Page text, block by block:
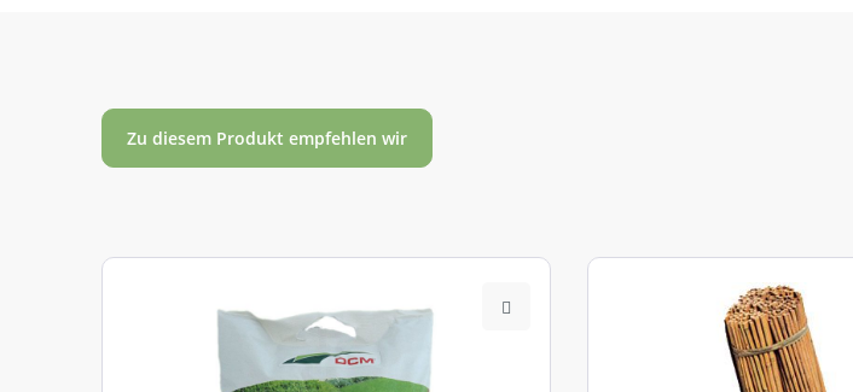
840 01Norddeutsches Tiefland
840 02Mittel- und Ostdeutsches Tiefland außer Niederlausitz
Rheinisches und Saarpfälzer Bergland sowie Oberrheingraben, montane Stufe
Weser- und Hessisches Bergland, kolline Stufe
Zu diesem Produkt empfehlen wir